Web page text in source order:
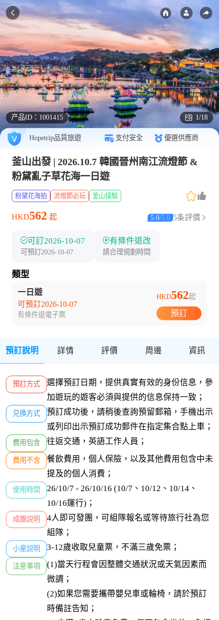
产品ID： 1001415 1/18
Hopetrip品質旅遊 支付安全 優選供應商
釜山出發 | 2026.10.7 韓國晉州南江流燈節 &
粉黛亂子草花海一日遊
粉黛花海拍 流燈節必玩 釜山接駁
HKD562 起 5.0/5.0 5条評價
可訂2026-10-07
可預訂2026-10-07
有條件退改
請合理規劃時間
類型
一日遊
可預訂2026-10-07
有條件退電子票
HKD562起
預訂
預訂說明 詳情 評價 周邊 資訊
預訂方式
選擇預訂日期，提供真實有效的身份信息，參
加遊玩的遊客必須與提供的信息保持一致；
兑換方式
預訂成功後，請稍後查詢預留郵箱，手機出示
或列印出示預訂成功郵件在指定集合點上車；
費用包含 往返交通，英語工作人員；
費用不含
餐飲費用，個人保險，以及其他費用包含中未
提及的個人消費；
使用時間
26/10/7 - 26/10/16 (10/7、10/12、10/14、
10/16運行)；
成團説明
4人即可發團，可組隊報名或等待旅行社為您
組隊；
小童説明 3-12歲收取兒童票，不滿三歲免票；
注意事項
(1)當天行程會因整體交通狀況或天氣因素而
微調；
(2)如果您需要攜帶嬰兒車或輪椅，請於預訂
時備註告知；